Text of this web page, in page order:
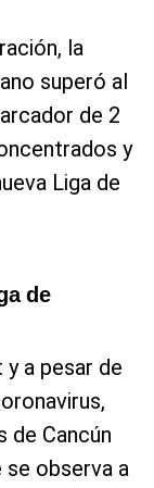
la
superó al
de 2
y
Liga de
de
a pesar de
de Cancún
se observa a